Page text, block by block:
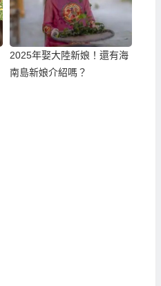
2025年娶大陸新娘！還有海
南島新娘介紹嗎？